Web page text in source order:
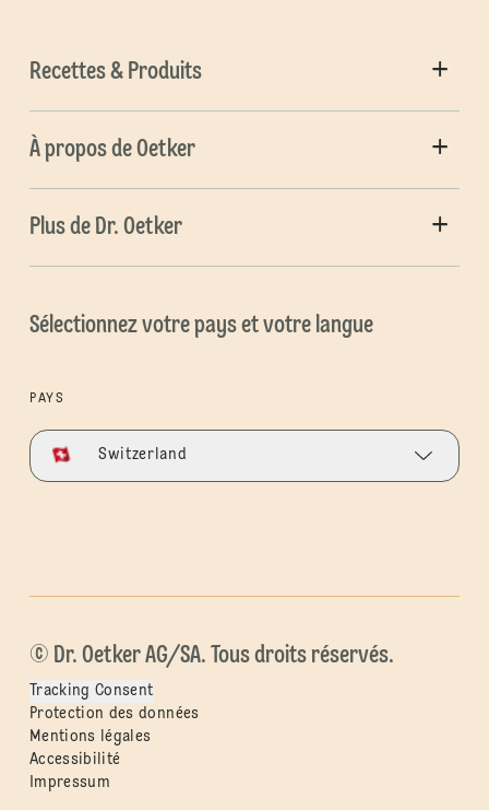
Recettes & Produits
À propos de Oetker
Plus de Dr. Oetker
Sélectionnez votre pays et votre langue
PAYS
Switzerland
© Dr. Oetker AG/SA. Tous droits réservés.
Tracking Consent
Protection des données
Mentions légales
Accessibilité
Impressum